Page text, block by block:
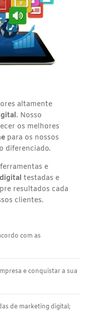
altamente
. Nosso
os melhores
para os nossos
diferenciado.
e
testadas e
resultados cada
clientes.
com as
e conquistar a sua
de marketing digital;